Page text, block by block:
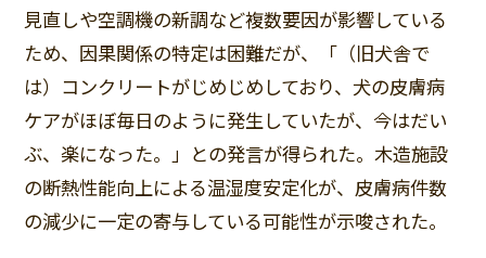
見直しや空調機の新調など複数要因が影響している
ため、因果関係の特定は困難だが、「（旧犬舎で
は）コンクリートがじめじめしており、犬の皮膚病
ケアがほぼ毎日のように発生していたが、今はだい
ぶ、楽になった。」との発言が得られた。木造施設
の断熱性能向上による温湿度安定化が、皮膚病件数
の減少に一定の寄与している可能性が示唆された。